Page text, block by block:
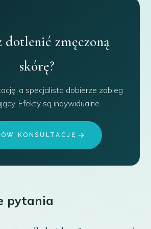
dotlenić zmęczoną
skórę?
a specjalista dobierze zabieg
Efekty są indywidualne.
KONSULTACJĘ
pytania